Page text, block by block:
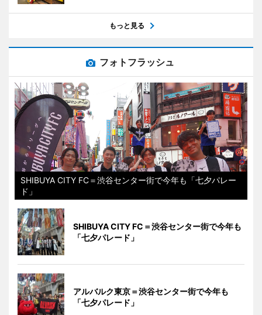
もっと見る
フォトフラッシュ
SHIBUYA CITY FC＝渋谷センター街で今年も「七夕パレー
ド」
SHIBUYA CITY FC＝渋谷センター街で今年も
「七夕パレード」
アルバルク東京＝渋谷センター街で今年も
「七夕パレード」